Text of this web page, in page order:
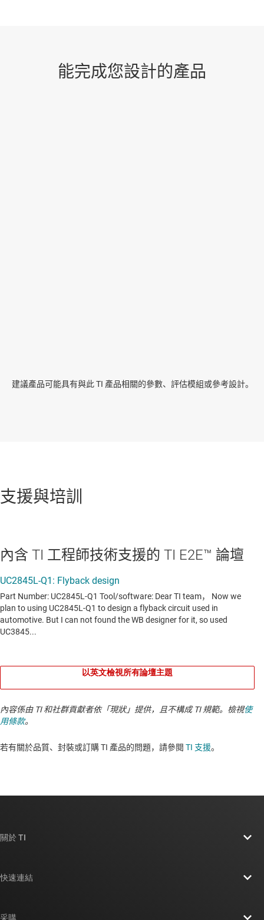
建議產品可能具有與此 TI 產品相關的參數、評估模組或參考設計。
支援與培訓
內含 TI 工程師技術支援的 TI E2E™ 論壇
以英文檢視所有論壇主題
內容係由 TI 和社群貢獻者依「現狀」提供，且不構成 TI 規範。檢視使
用條款。
若有關於品質、封裝或訂購 TI 產品的問題，請參閱 TI 支援。​​​​​​​​​​​​​​
關於 TI
快速連結
采購